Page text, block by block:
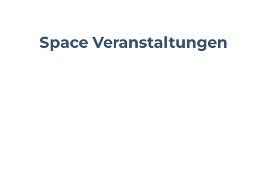
Space Veranstaltungen